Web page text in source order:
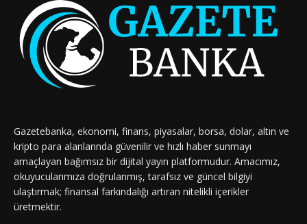
Gazetebanka, ekonomi, finans, piyasalar, borsa, dolar, altın ve
kripto para alanlarında güvenilir ve hızlı haber sunmayı
amaçlayan bağımsız bir dijital yayın platformudur. Amacımız,
okuyucularımıza doğrulanmış, tarafsız ve güncel bilgiyi
ulaştırmak; finansal farkındalığı artıran nitelikli içerikler
üretmektir.